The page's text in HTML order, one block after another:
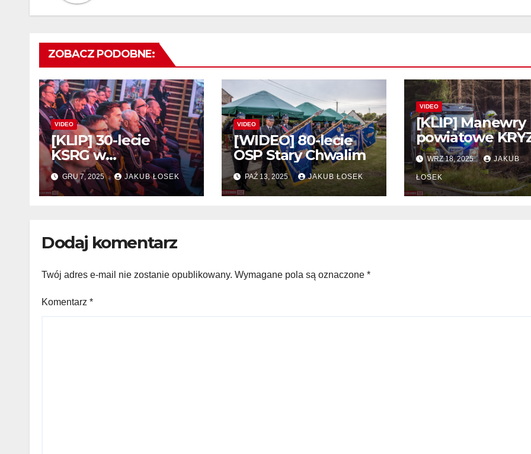
ZOBACZ PODOBNE:
VIDEO
[KLIP] 30-lecie
KSRG w
zachodniopomorski
mGRU 7, 2025 JAKUB ŁOSEK
VIDEO
[WIDEO] 80-lecie
OSP Stary Chwalim
PAŹ 13, 2025 JAKUB ŁOSEK
VIDEO
[KLIP] Manewry
powiatowe
2025
WRZ 18, 2025 JAKUB
ŁOSEK
Dodaj komentarz
Twój adres e-mail nie zostanie opublikowany. Wymagane pola są oznaczone *
Komentarz *